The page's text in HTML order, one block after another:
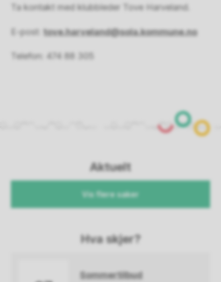
Ta kontakt med klubbleder Tove Harveland.
E-post:tove.harveland@sola.kommune.no
Telefon: 474 88 305
Aktuelt
Vis flere saker
Hva skjer?
Sommertilbud